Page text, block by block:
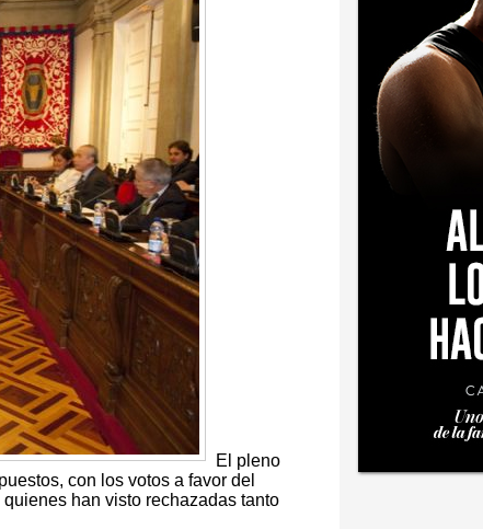
El pleno
con los votos a favor del
han visto rechazadas tanto